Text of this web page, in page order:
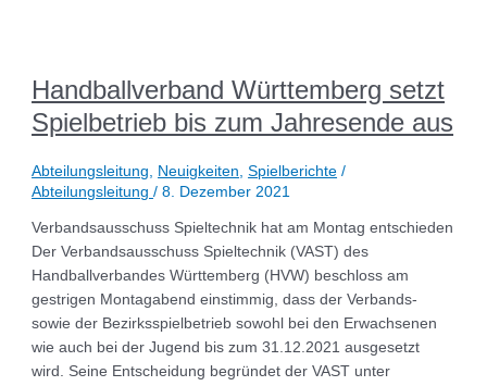
Handballverband Württemberg setzt
Spielbetrieb bis zum Jahresende aus
Abteilungsleitung Neuigkeiten ,Spielberichte /
Abteilungsleitung/8. Dezember 2021
Verbandsausschuss Spieltechnik hat am Montag entschieden
Der Verbandsausschuss Spieltechnik (VAST) des
Handballverbandes Württemberg (HVW) beschloss am
gestrigen Montagabend einstimmig, dass der Verbands-
sowie der Bezirksspielbetrieb sowohl bei den Erwachsenen
wie auch bei der Jugend bis zum 31.12.2021 ausgesetzt
wird. Seine Entscheidung begründet der VAST unter